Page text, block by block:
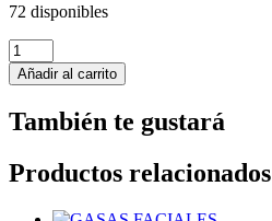
72 disponibles
Algodón
desmaquillar
discos
unids)
Añadir al carrito
También te gustará
Productos relacionados